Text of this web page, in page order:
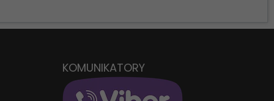
KOMUNIKATORY